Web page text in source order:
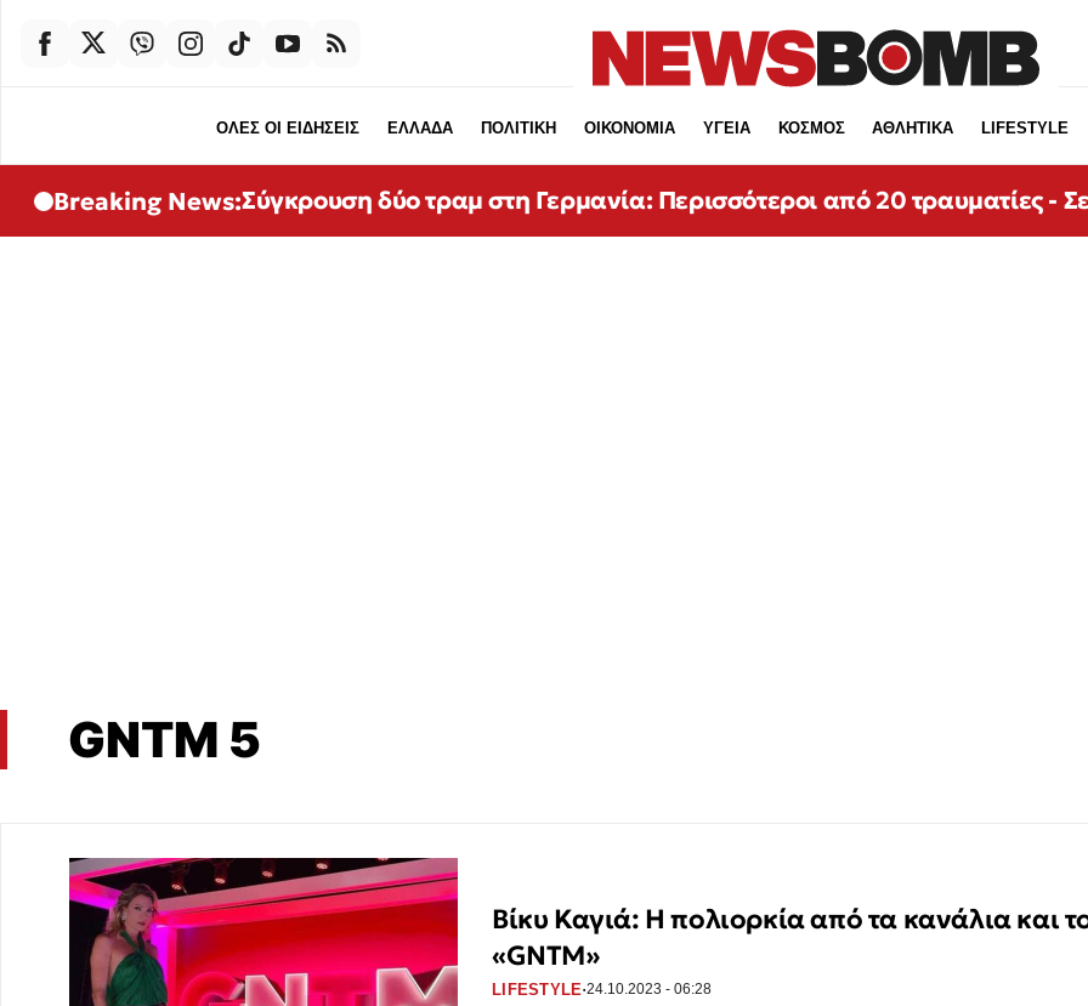
ΟΛΕΣ ΟΙ ΕΙΔΗΣΕΙΣ ΕΛΛΑΔΑ ΠΟΛΙΤΙΚΗ ΟΙΚΟΝΟΜΙΑ ΥΓΕΙΑ ΚΟΣΜΟΣ ΑΘΛΗΤΙΚΑ LIFESTYLE
Breaking News:Σύγκρουση δύο τραμ στη Γερμανία: Περισσότεροι από 20 τραυματίες - Σε
GNTM 5
Βίκυ Καγιά: Η πολιορκία από τα κανάλια και
«GNTM»
LIFESTYLE·24.10.2023 - 06:28